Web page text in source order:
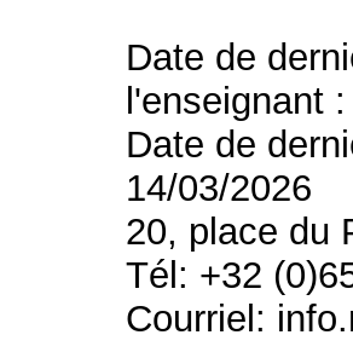
Date de
l'enseignant
Date de
14/03/2026
20, place du
Tél: +32
Courriel: